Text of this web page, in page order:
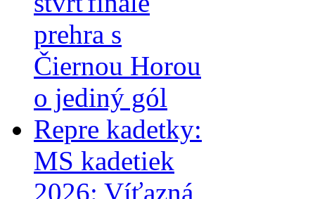
prehra s
Čiernou Horou
o jediný gól
Repre kadetky:
MS kadetiek
2026: Víťazná